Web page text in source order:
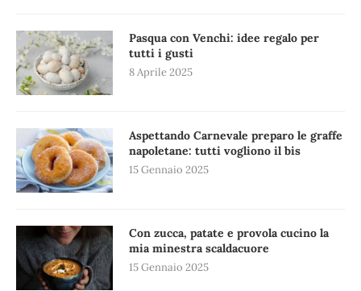
Pasqua con Venchi: idee regalo per
tutti i gusti
8 Aprile 2025
Aspettando Carnevale preparo le graffe
napoletane: tutti vogliono il bis
15 Gennaio 2025
Con zucca, patate e provola cucino la
mia minestra scaldacuore
15 Gennaio 2025